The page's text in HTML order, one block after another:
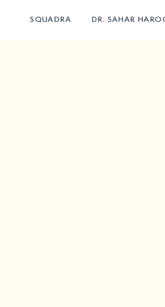
SQUADRA DR. SAHAR